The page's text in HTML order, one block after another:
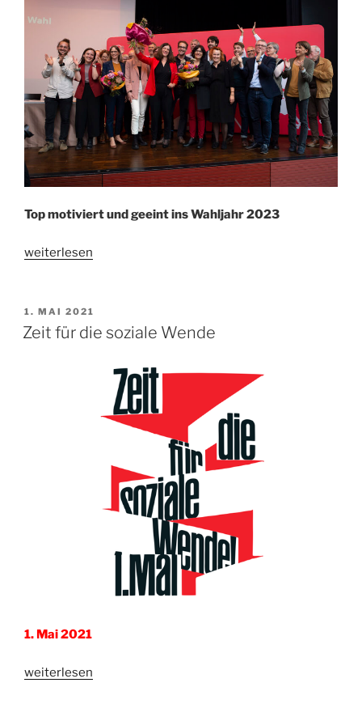
Top motiviert und geeint ins Wahljahr 2023
„Ylfete
den
Regierungsrat“
weiterlesen
VERÖFFENTLICHT
AM
1. MAI 2021
Zeit für die soziale Wende
1. Mai 2021
„Zeit
weiterlesen